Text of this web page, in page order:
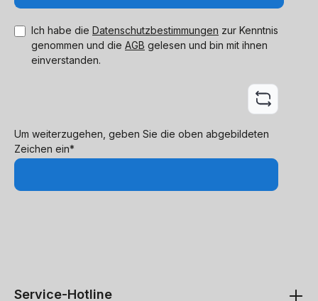
Ich habe die Datenschutzbestimmungen zur Kenntnis
genommen und die AGB gelesen und bin mit ihnen
einverstanden.
Um weiterzugehen, geben Sie die oben abgebildeten
Zeichen ein*
Service-Hotline